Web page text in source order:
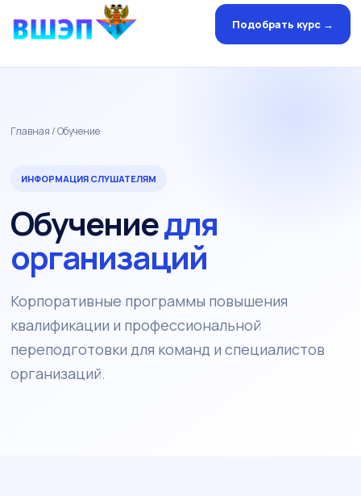
Подобрать курс →
Главная / Обучение
ИНФОРМАЦИЯ СЛУШАТЕЛЯМ
Обучениедля
организаций
Корпоративные программы повышения
квалификации и профессиональной
переподготовки для команд и специалистов
организаций.